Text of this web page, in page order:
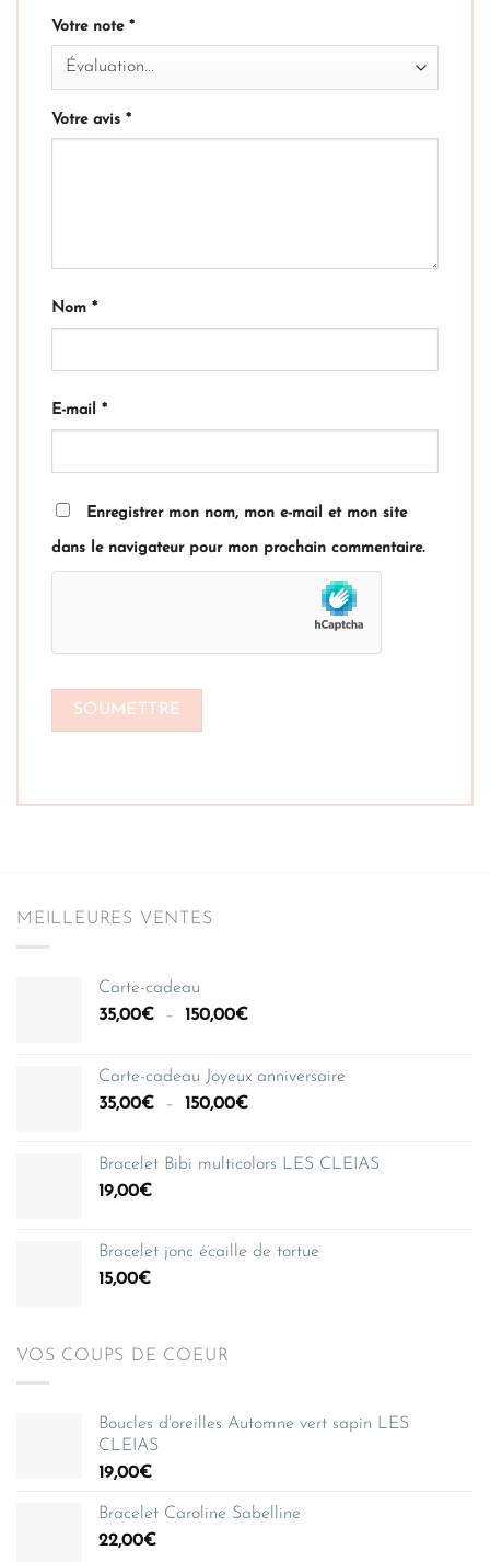
Votre note *
Votre avis *
Nom *
E-mail *
Enregistrer mon nom, mon e-mail et mon site
dans le navigateur pour mon prochain commentaire.
MEILLEURES VENTES
Carte-cadeau
35,00€ – 150,00€Plage
35,00€
à
Carte-cadeau Joyeux anniversaire
35,00€ – 150,00€Plage
35,00€
Bracelet Bibi multicolors LES CLEIAS
19,00€
Bracelet jonc écaille de tortue
15,00€
VOS COUPS DE COEUR
Boucles d'oreilles Automne vert sapin LES
CLEIAS
19,00€
Bracelet Caroline Sabelline
22,00€